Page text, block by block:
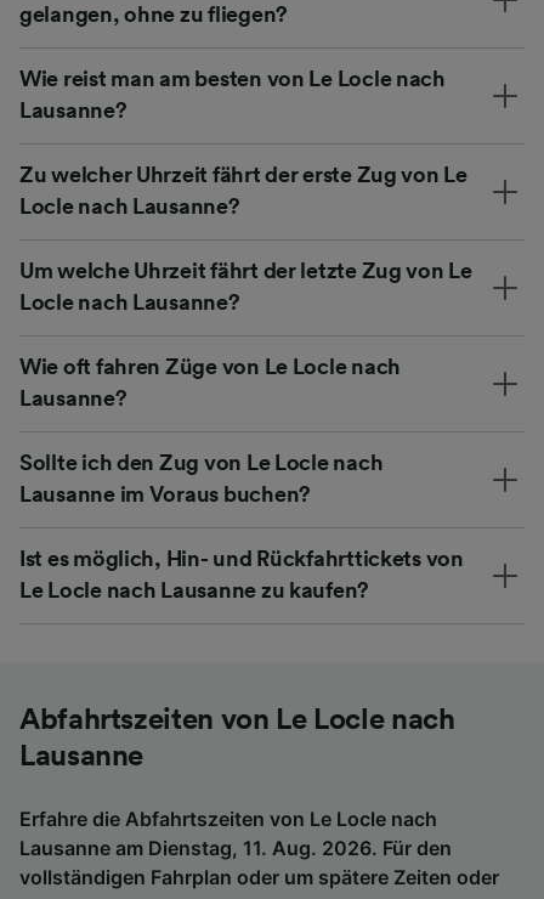
gelangen, ohne zu fliegen?
Wie reist man am besten von Le Locle nach
Lausanne?
Zu welcher Uhrzeit fährt der erste Zug von Le
Locle nach Lausanne?
Um welche Uhrzeit fährt der letzte Zug von Le
Locle nach Lausanne?
Wie oft fahren Züge von Le Locle nach
Lausanne?
Sollte ich den Zug von Le Locle nach
Lausanne im Voraus buchen?
Ist es möglich, Hin- und Rückfahrttickets von
Le Locle nach Lausanne zu kaufen?
Abfahrtszeiten von Le Locle nach
Lausanne
Erfahre die Abfahrtszeiten von Le Locle nach
Lausanne am Dienstag, 11. Aug. 2026. Für den
vollständigen Fahrplan oder um spätere Zeiten oder